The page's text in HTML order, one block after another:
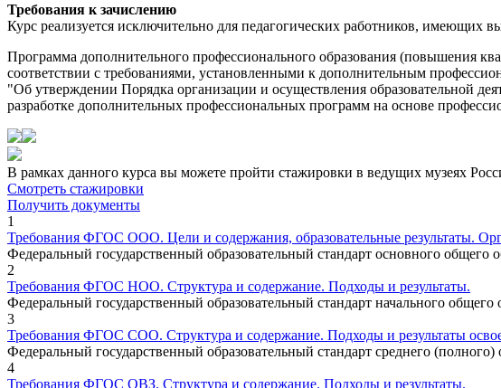
Требования к зачислению
Курс реализуется исключительно для педагогических работников, имеющих
Программа дополнительного профессионального образования (повышения
соответствии с требованиями, установленными к дополнительным
"Об утверждении Порядка организации и осуществления образовательной
разработке дополнительных профессиональных программ на основе
В рамках данного курса вы можете пройти стажировки в ведущих музеях
Смотреть стажировки
Получить документы
1
Требования ФГОС ООО. Цели и содержания, образовательные результаты.
Федеральный государственный образовательный стандарт основного
2
Требования ФГОС НОО. Структура и содержание. Подходы и результаты.
Федеральный государственный образовательный стандарт начального
3
Требования ФГОС СОО. Структура и содержание. Подходы и результаты
Федеральный государственный образовательный стандарт среднего
4
Требования ФГОС ОВЗ. Структура и содержание. Подходы и результаты.